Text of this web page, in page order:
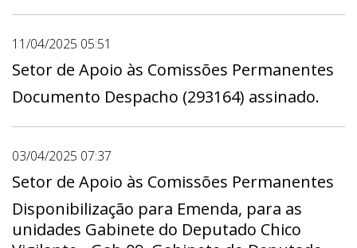
Gabinete do Deputado Joaquim Roriz Neto -
Gab 04, Gabinete do Deputado Max Maciel -
Gab 02, Gabinete do Deputado Pastor
Daniel de Castro - Gab 07, Gabinete da
Deputada Paula Belmonte - Gab 22,
Gabinete do Deputado Pepa - Gab 12,
Gabinete do Deputado Ricardo Vale - Gab
13, Gabinete do Deputado Rogério Morro da
Cruz - Gab 05, Gabinete do Deputado
Thiago Manzoni - Gab 08, Gabinete do
11/04/2025 05:51
Setor de Apoio às Comissões Permanentes
Documento Despacho (293164) assinado.
03/04/2025 07:37
Setor de Apoio às Comissões Permanentes
Disponibilização para Emenda, para as
unidades Gabinete do Deputado Chico